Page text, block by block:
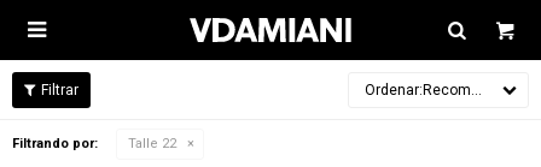

Recomendados
Filtrando por: Talle 22